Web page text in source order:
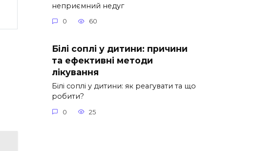
неприємний недуг
0 60
Білі соплі у дитини: причини
та ефективні методи
лікування
Білі соплі у дитини: як реагувати та що
робити?
0 25